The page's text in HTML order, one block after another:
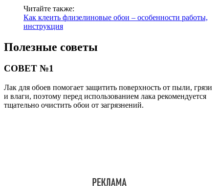
Читайте также:
Как клеить флизелиновые обои – особенности работы,
инструкция
Полезные советы
СОВЕТ №1
Лак для обоев помогает защитить поверхность от пыли, грязи
и влаги, поэтому перед использованием лака рекомендуется
тщательно очистить обои от загрязнений.